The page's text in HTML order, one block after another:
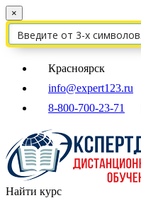
×
Красноярск
info@expert123.ru
8-800-700-23-71
Найти курс